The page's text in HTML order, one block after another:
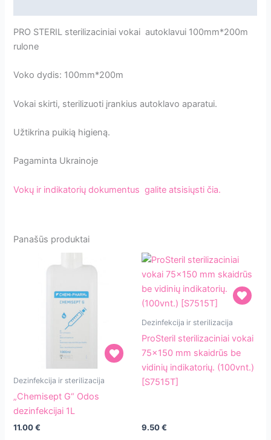
PRO STERIL sterilizaciniai vokai autoklavui 100mm*200m
rulone
Voko dydis: 100mm*200m
Vokai skirti, sterilizuoti įrankius autoklavo aparatui.
Užtikrina puikią higieną.
Pagaminta Ukrainoje
Vokų ir indikatorių dokumentus galite atsisiųsti čia.
Panašūs produktai
„Chemisept
Odos
dezinfekcijai
1L
Dezinfekcija ir sterilizacija
„Chemisept G“ Odos
dezinfekcijai 1L
11.00€
ProSteril
mm
skaidrūs
indikatorių.
Dezinfekcija ir sterilizacija
ProSteril sterilizaciniai vokai
75×150 mm skaidrūs be
vidinių indikatorių. (100vnt.)
[S7515T]
9.50€